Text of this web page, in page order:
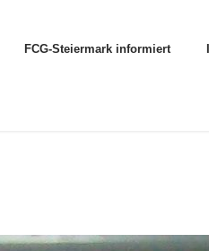
FCG-Steiermark informiert